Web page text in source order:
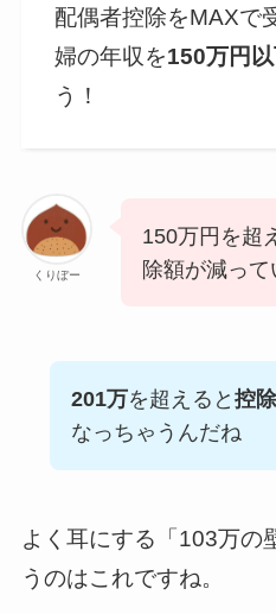
配偶者控除をMAXで
婦の年収を150万円
う！
くりぼー
150万円を超
除額が減って
201万を超えると 控
なっちゃうんだね
よく耳にする「103万の
うのはこれですね。